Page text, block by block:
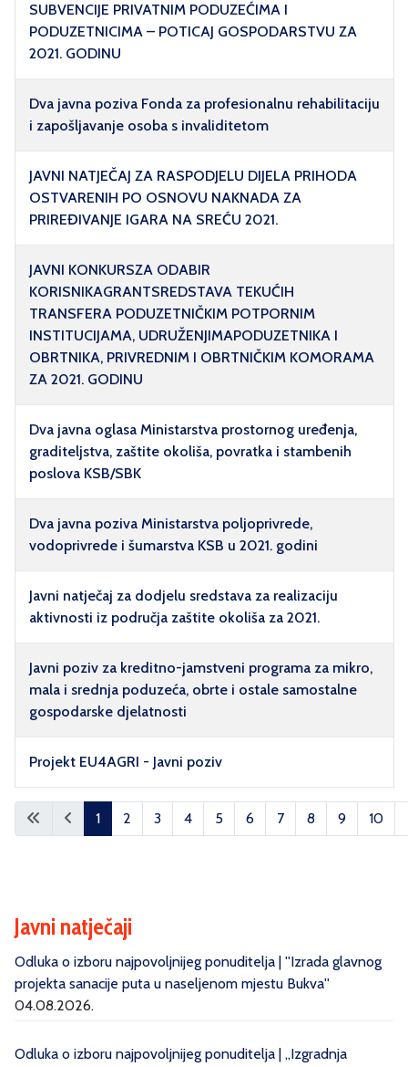
Članci
SUBVENCIJE PRIVATNIM PODUZEĆIMA I
PODUZETNICIMA – POTICAJ GOSPODARSTVU ZA
2021. GODINU
Dva javna poziva Fonda za profesionalnu rehabilitaciju
i zapošljavanje osoba s invaliditetom
JAVNI NATJEČAJ ZA RASPODJELU DIJELA PRIHODA
OSTVARENIH PO OSNOVU NAKNADA ZA
PRIREĐIVANJE IGARA NA SREĆU 2021.
JAVNI KONKURSZA ODABIR
KORISNIKAGRANTSREDSTAVA TEKUĆIH
TRANSFERA PODUZETNIČKIM POTPORNIM
INSTITUCIJAMA, UDRUŽENJIMAPODUZETNIKA I
OBRTNIKA, PRIVREDNIM I OBRTNIČKIM KOMORAMA
ZA 2021. GODINU
Dva javna oglasa Ministarstva prostornog uređenja,
graditeljstva, zaštite okoliša, povratka i stambenih
poslova KSB/SBK
Dva javna poziva Ministarstva poljoprivrede,
vodoprivrede i šumarstva KSB u 2021. godini
Javni natječaj za dodjelu sredstava za realizaciju
aktivnosti iz područja zaštite okoliša za 2021.
Javni poziv za kreditno-jamstveni programa za mikro,
mala i srednja poduzeća, obrte i ostale samostalne
gospodarske djelatnosti
Projekt EU4AGRI - Javni poziv
Stranica 1 od 10
1 2 3 4 5 6 7 8 9 10
Javni natječaji
Odluka o izboru najpovoljnijeg ponuditelja | ''Izrada glavnog
projekta sanacije puta u naseljenom mjestu Bukva''
04.08.2026.
Odluka o izboru najpovoljnijeg ponuditelja | „Izgradnja